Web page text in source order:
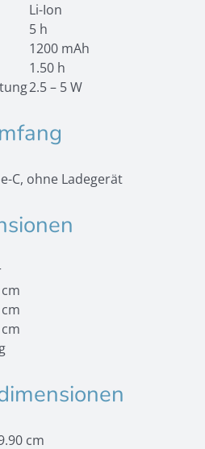
Li-Ion
5 h
1200 mAh
1.50 h
2.5 – 5 W
C, ohne Ladegerät
cm